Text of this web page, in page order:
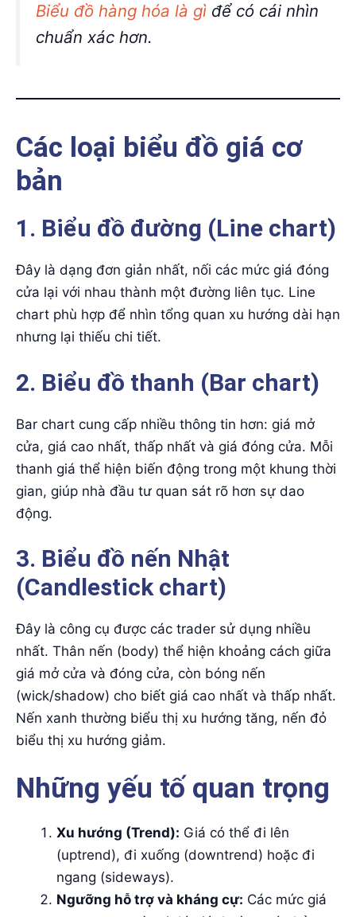
Biểu đồ hàng hóa là gì để có cái nhìn
chuẩn xác hơn.
Các loại biểu đồ giá cơ
bản
1. Biểu đồ đường (Line chart)
Đây là dạng đơn giản nhất, nối các mức giá đóng
cửa lại với nhau thành một đường liên tục. Line
chart phù hợp để nhìn tổng quan xu hướng dài hạn
nhưng lại thiếu chi tiết.
2. Biểu đồ thanh (Bar chart)
Bar chart cung cấp nhiều thông tin hơn: giá mở
cửa, giá cao nhất, thấp nhất và giá đóng cửa. Mỗi
thanh giá thể hiện biến động trong một khung thời
gian, giúp nhà đầu tư quan sát rõ hơn sự dao
động.
3. Biểu đồ nến Nhật
(Candlestick chart)
Đây là công cụ được các trader sử dụng nhiều
nhất. Thân nến (body) thể hiện khoảng cách giữa
giá mở cửa và đóng cửa, còn bóng nến
(wick/shadow) cho biết giá cao nhất và thấp nhất.
Nến xanh thường biểu thị xu hướng tăng, nến đỏ
biểu thị xu hướng giảm.
Những yếu tố quan trọng
Xu hướng (Trend): Giá có thể đi lên
(uptrend), đi xuống (downtrend) hoặc đi
ngang (sideways).
Ngưỡng hỗ trợ và kháng cự: Các mức giá